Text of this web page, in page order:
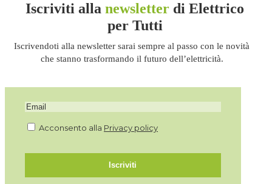
Iscriviti allanewsletter di Elettrico
per Tutti
Iscrivendoti alla newsletter sarai sempre al passo con le novità
che stanno trasformando il futuro dell’elettricità.
Acconsento alla Privacy policy
Iscriviti